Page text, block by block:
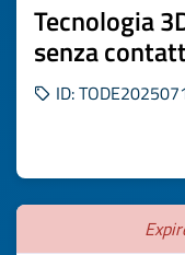
Tecnologia
senza
ID: